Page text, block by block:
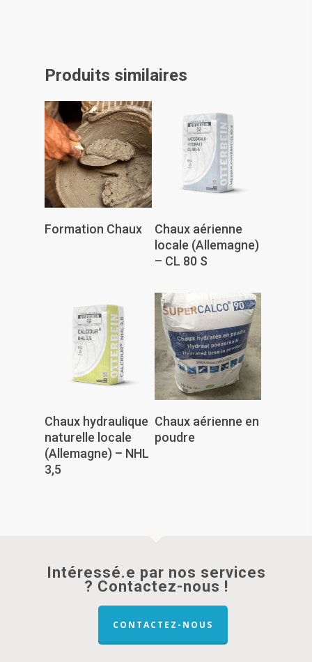
Produits similaires
Lire La Suite
Formation Chaux Lire La Suite
Chaux aérienne
locale (Allemagne)
– CL 80 S
Lire La Suite
Chaux hydraulique
naturelle locale
(Allemagne) – NHL
3,5
Lire La Suite
Chaux aérienne en
poudre
Intéressé.e par nos services
? Contactez-nous !
CONTACTEZ-NOUS